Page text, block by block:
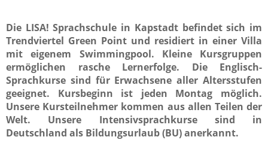
Die LISA! Sprachschule in Kapstadt befindet sich im
Trendviertel Green Point und residiert in einer Villa
mit eigenem Swimmingpool. Kleine Kursgruppen
ermöglichen rasche Lernerfolge. Die Englisch-
Sprachkurse sind für Erwachsene aller Altersstufen
geeignet. Kursbeginn ist jeden Montag möglich.
Unsere Kursteilnehmer kommen aus allen Teilen der
Welt. Unsere Intensivsprachkurse sind in
Deutschland als Bildungsurlaub (BU) anerkannt.